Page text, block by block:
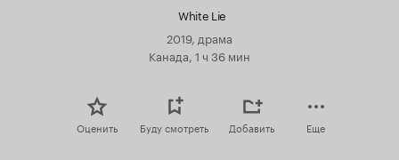
White Lie
2019, драма
Канада, 1 ч 36 мин
Оценить Буду смотреть Добавить Еще